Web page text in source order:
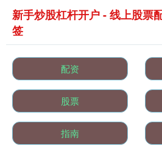
基金指数 7242.10
新手炒股杠杆开户 - 线上股票
签
配资
股票
指南